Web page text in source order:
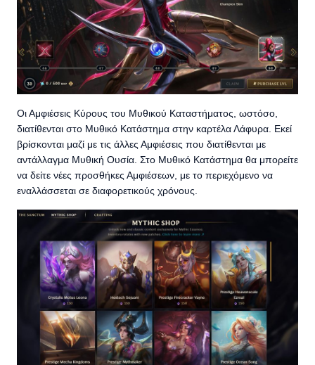
Οι Αμφιέσεις Κύρους του Μυθικού Καταστήματος, ωστόσο,
διατίθενται στο Μυθικό Κατάστημα στην καρτέλα Λάφυρα. Εκεί
βρίσκονται μαζί με τις άλλες Αμφιέσεις που διατίθενται με
αντάλλαγμα Μυθική Ουσία. Στο Μυθικό Κατάστημα θα μπορείτε
να δείτε νέες προσθήκες Αμφιέσεων, με το περιεχόμενο να
εναλλάσσεται σε διαφορετικούς χρόνους.